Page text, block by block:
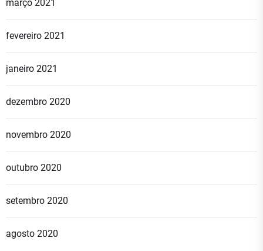
março 2021
fevereiro 2021
janeiro 2021
dezembro 2020
novembro 2020
outubro 2020
setembro 2020
agosto 2020